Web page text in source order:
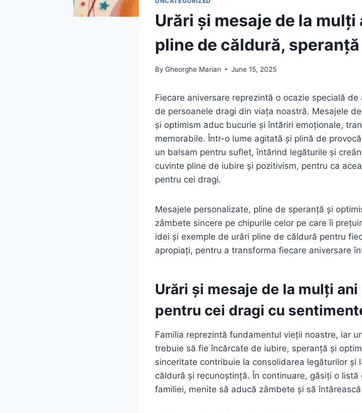
Urări și mesaje de la
pline de căldură,
By Gheorghe Marian June 15, 2025
Fiecare aniversare reprezintă o ocazie specială
de persoanele dragi din viața noastră. Mesajele
și optimism aduc bucurie și întăriri emoționale,
memorabile. Într-o lume agitată și plină de
un balsam pentru suflet, întărind legăturile și
cuvinte pline de iubire și pozitivism, pentru ca
pentru cei dragi.
Mesajele personalizate, pline de speranță și
zâmbete sincere pe chipurile celor pe care îi
idei și exemple de urări pline de căldură pentru
apropiați, pentru a transforma fiecare aniversare
Urări și mesaje de la mulți
pentru cei dragi cu
Familia reprezintă fundamentul vieții noastre, iar
trebuie să fie încărcate de iubire, speranță și
sinceritate contribuie la consolidarea legăturilor și
căldură și recunoștință. În continuare, găsiți o
familiei, menite să aducă zâmbete și să